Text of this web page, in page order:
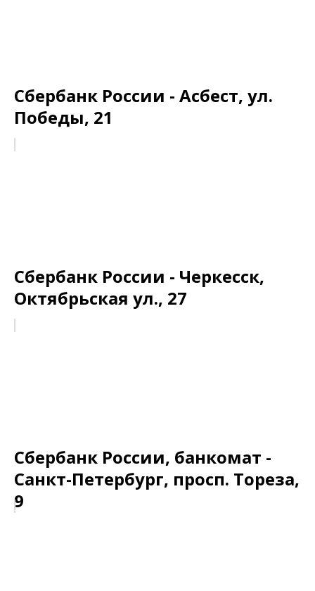
Сбербанк России - Асбест, ул.
Победы, 21
Сбербанк России - Черкесск,
Октябрьская ул., 27
Сбербанк России, банкомат -
Санкт-Петербург, просп. Тореза,
9